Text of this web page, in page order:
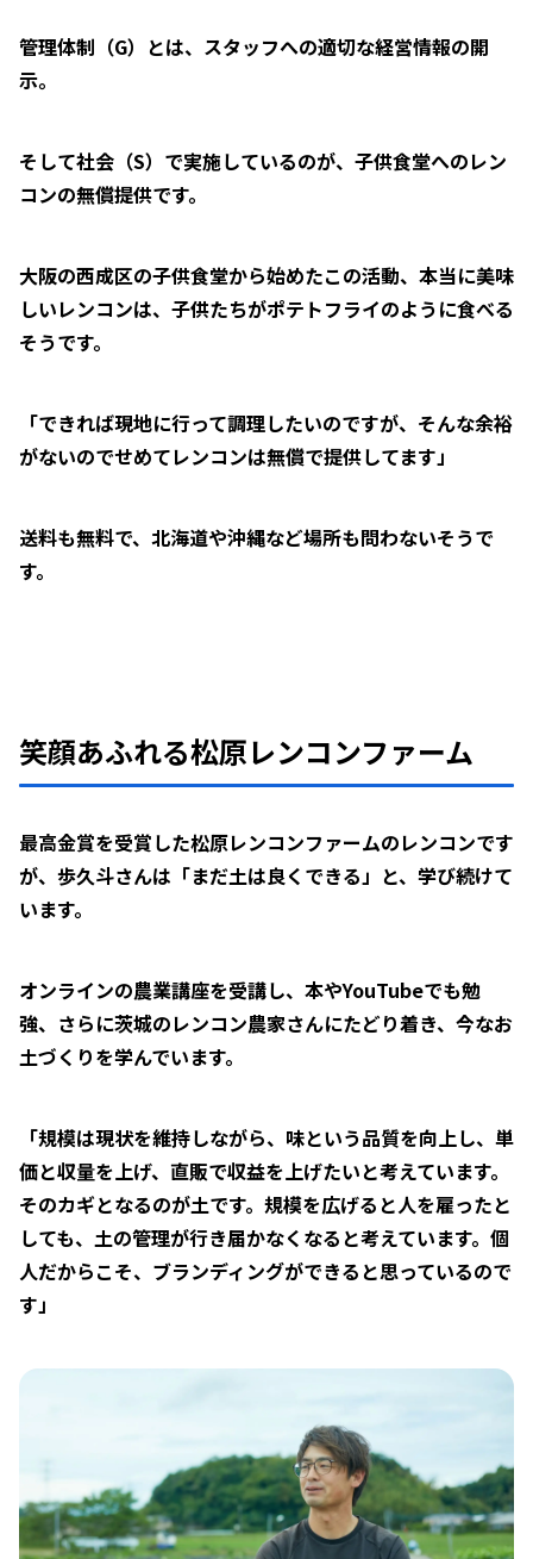
管理体制（G）とは、スタッフへの適切な経営情報の開
示。
そして社会（S）で実施しているのが、子供食堂へのレン
コンの無償提供です。
大阪の西成区の子供食堂から始めたこの活動、本当に美味
しいレンコンは、子供たちがポテトフライのように食べる
そうです。
「できれば現地に行って調理したいのですが、そんな余裕
がないのでせめてレンコンは無償で提供してます」
送料も無料で、北海道や沖縄など場所も問わないそうで
す。
笑顔あふれる松原レンコンファーム
最高金賞を受賞した松原レンコンファームのレンコンです
が、歩久斗さんは「まだ土は良くできる」と、学び続けて
います。
オンラインの農業講座を受講し、本やYouTubeでも勉
強、さらに茨城のレンコン農家さんにたどり着き、今なお
土づくりを学んでいます。
「規模は現状を維持しながら、味という品質を向上し、単
価と収量を上げ、直販で収益を上げたいと考えています。
そのカギとなるのが土です。規模を広げると人を雇ったと
しても、土の管理が行き届かなくなると考えています。個
人だからこそ、ブランディングができると思っているので
す」